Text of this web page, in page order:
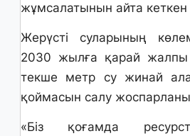
жұмсалатынын айта
Жерүсті суларының
2030 жылға қарай
текше метр су жинай
қоймасын салу
«Біз қоғамда